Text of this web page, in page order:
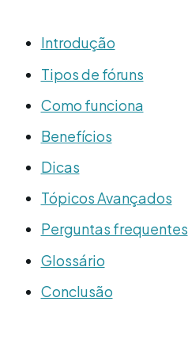
Introdução
Tipos de fóruns
Como funciona
Benefícios
Dicas
Tópicos Avançados
Perguntas frequentes
Glossário
Conclusão